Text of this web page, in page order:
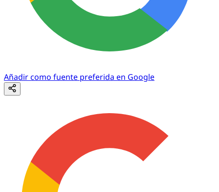
Añadir como fuente preferida en Google